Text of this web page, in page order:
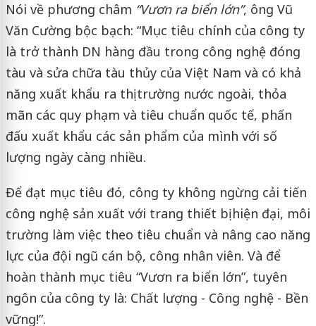
Nói về phương châm “Vươn ra biển lớn”, ông Vũ
Văn Cường bộc bạch: “Mục tiêu chính của công ty
là trở thành DN hàng đầu trong công nghệ đóng
tàu và sửa chữa tàu thủy của Việt Nam và có khả
năng xuất khẩu ra thị trường nước ngoài, thỏa
mãn các quy phạm và tiêu chuẩn quốc tế, phấn
đấu xuất khẩu các sản phẩm của mình với số
lượng ngày càng nhiều.
Để đạt mục tiêu đó, công ty không ngừng cải tiến
công nghệ sản xuất với trang thiết bị hiện đại, môi
trường làm việc theo tiêu chuẩn và nâng cao năng
lực của đội ngũ cán bộ, công nhân viên. Và để
hoàn thành mục tiêu “Vươn ra biển lớn”, tuyên
ngôn của công ty là: Chất lượng - Công nghệ - Bền
vững!”.